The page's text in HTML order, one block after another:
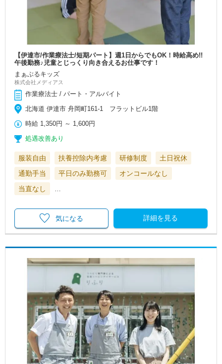
【伊達市/作業療法士/短期パート】週1日からでもOK！時給高め!!
午後勤務♪児童とじっくり向き合えるお仕事です！
まぁぶるキッズ
株式会社メディアス
作業療法士 / パート・アルバイト
北海道 伊達市 舟岡町161-1 フラットビル1階
時給 1,350円 ～ 1,600円
処遇改善あり
服装自由 扶養控除内考慮 研修制度
土日祝休
通勤手当
平日のみ勤務可
オンコールなし
当直なし
詳細を見る
気になる